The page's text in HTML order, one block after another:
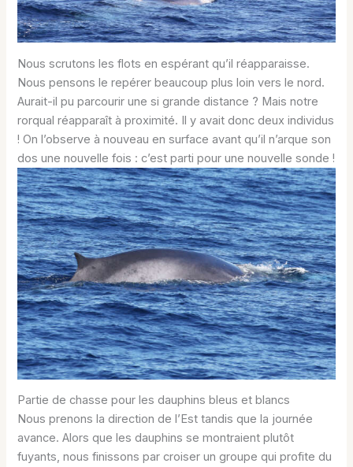
Nous scrutons les flots en espérant qu’il réapparaisse.
Nous pensons le repérer beaucoup plus loin vers le nord.
Aurait-il pu parcourir une si grande distance ? Mais notre
rorqual réapparaît à proximité. Il y avait donc deux individus
! On l’observe à nouveau en surface avant qu’il n’arque son
dos une nouvelle fois : c’est parti pour une nouvelle sonde !
Partie de chasse pour les dauphins bleus et blancs
Nous prenons la direction de l’Est tandis que la journée
avance. Alors que les dauphins se montraient plutôt
fuyants, nous finissons par croiser un groupe qui profite du